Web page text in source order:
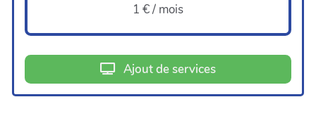
1 € / mois
Ajout de services